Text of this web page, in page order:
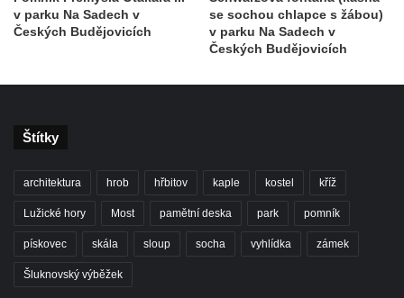
Socha Tygr v ZOO Leipzig
Socha Atlet v ZOO Leipzig
Busta Karla Maxe Schneidera v ZOO
v ZOO Dresden
Socha krokodýla v ZOO Dresden
v parku Na Sadech v
Českých Budějovicích
se sochou chlapce s žábou)
v parku Na Sadech v
Českých Budějovicích
Štítky
architektura hrob hřbitov kaple kostel kříž
Lužické hory Most pamětní deska park pomník
pískovec skála sloup socha vyhlídka zámek
Šluknovský výběžek